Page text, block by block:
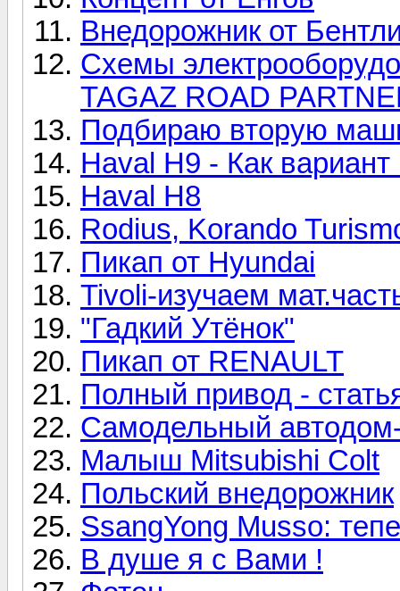
Внедорожник от
Схемы
TAGAZ ROAD
Подбираю вторую
Haval H9 - Как
Haval H8
Rodius, Korando
Пикап от Hyundai
Tivoli-изучаем
"Гадкий Утёнок"
Пикап от RENAULT
Полный привод -
Самодельный
Малыш Mitsubishi Colt
Польский внедорожник
SsangYong Musso:
В душе я с Вами !